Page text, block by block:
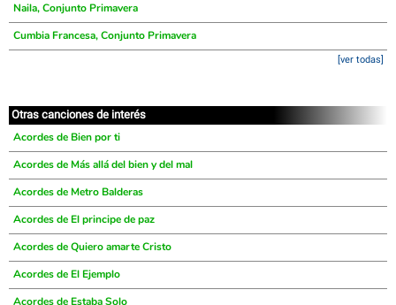
Naila, Conjunto Primavera
Cumbia Francesa, Conjunto Primavera
[ver todas]
Otras canciones de interés
Acordes de Bien por ti
Acordes de Más allá del bien y del mal
Acordes de Metro Balderas
Acordes de El principe de paz
Acordes de Quiero amarte Cristo
Acordes de El Ejemplo
Acordes de Estaba Solo